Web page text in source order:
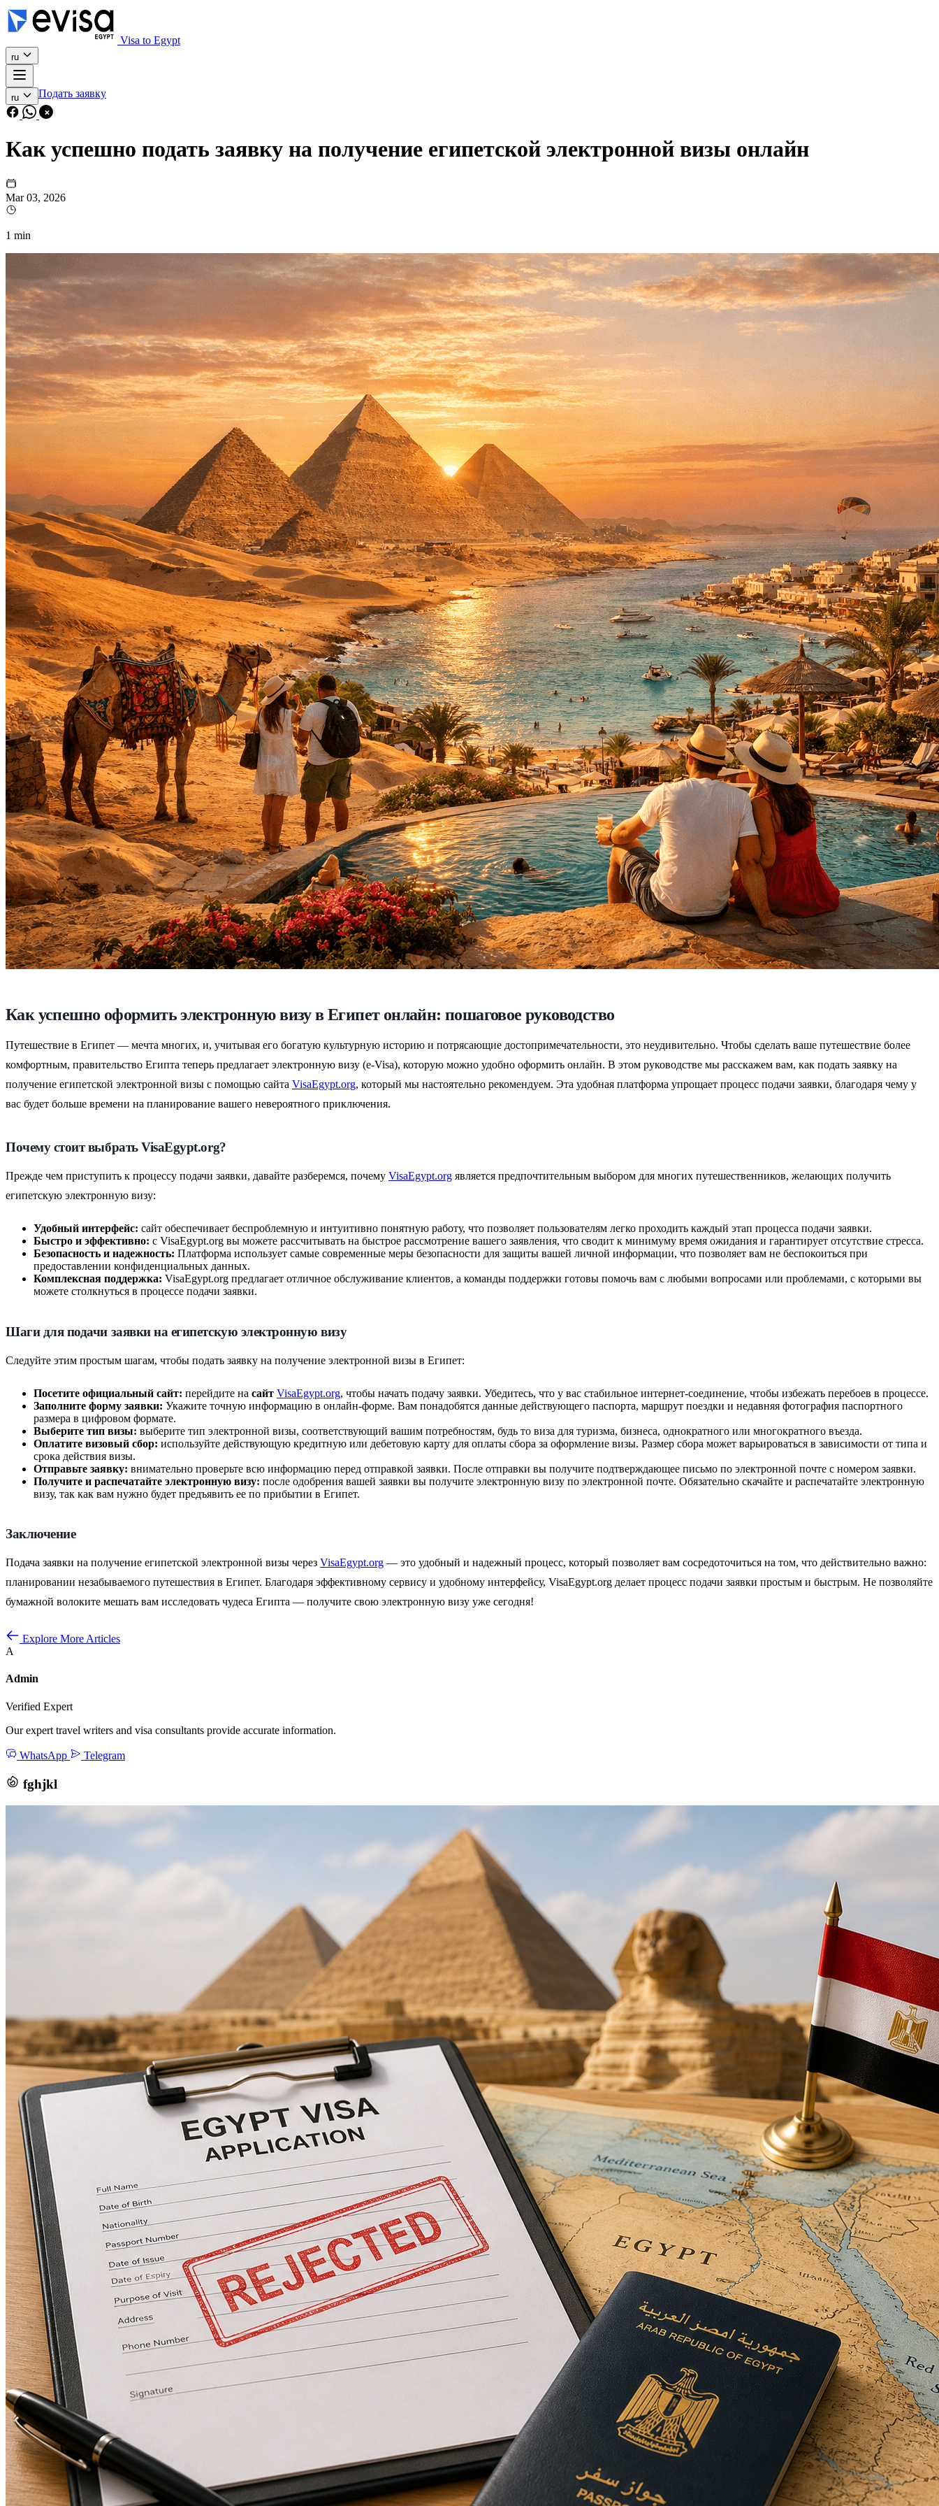
Visa to Egypt
ru
ru Подать заявку
Как успешно подать заявку на получение египетской электронной визы онлайн
Mar 03, 2026
1 min
Как успешно оформить электронную визу в Египет онлайн: пошаговое руководство
Путешествие в Египет — мечта многих, и, учитывая его богатую культурную историю и потрясающие достопримечательности, это неудивительно. Чтобы сделать ваше путешествие более
комфортным, правительство Египта теперь предлагает электронную визу (e-Visa), которую можно удобно оформить онлайн. В этом руководстве мы расскажем вам, как подать заявку на
получение египетской электронной визы с помощью сайта VisaEgypt.org, который мы настоятельно рекомендуем. Эта удобная платформа упрощает процесс подачи заявки, благодаря чему у
вас будет больше времени на планирование вашего невероятного приключения.
Почему стоит выбрать VisaEgypt.org?
Прежде чем приступить к процессу подачи заявки, давайте разберемся, почему VisaEgypt.org является предпочтительным выбором для многих путешественников, желающих получить
египетскую электронную визу:
Удобный интерфейс: сайт обеспечивает беспроблемную и интуитивно понятную работу, что позволяет пользователям легко проходить каждый этап процесса подачи заявки.
Быстро и эффективно: с VisaEgypt.org вы можете рассчитывать на быстрое рассмотрение вашего заявления, что сводит к минимуму время ожидания и гарантирует отсутствие стресса.
Безопасность и надежность: Платформа использует самые современные меры безопасности для защиты вашей личной информации, что позволяет вам не беспокоиться при
предоставлении конфиденциальных данных.
Комплексная поддержка: VisaEgypt.org предлагает отличное обслуживание клиентов, а команды поддержки готовы помочь вам с любыми вопросами или проблемами, с которыми вы
можете столкнуться в процессе подачи заявки.
Шаги для подачи заявки на египетскую электронную визу
Следуйте этим простым шагам, чтобы подать заявку на получение электронной визы в Египет:
Посетите официальный сайт: перейдите на сайт VisaEgypt.org, чтобы начать подачу заявки. Убедитесь, что у вас стабильное интернет-соединение, чтобы избежать перебоев в процессе.
Заполните форму заявки: Укажите точную информацию в онлайн-форме. Вам понадобятся данные действующего паспорта, маршрут поездки и недавняя фотография паспортного
размера в цифровом формате.
Выберите тип визы: выберите тип электронной визы, соответствующий вашим потребностям, будь то виза для туризма, бизнеса, однократного или многократного въезда.
Оплатите визовый сбор: используйте действующую кредитную или дебетовую карту для оплаты сбора за оформление визы. Размер сбора может варьироваться в зависимости от типа и
срока действия визы.
Отправьте заявку: внимательно проверьте всю информацию перед отправкой заявки. После отправки вы получите подтверждающее письмо по электронной почте с номером заявки.
Получите и распечатайте электронную визу: после одобрения вашей заявки вы получите электронную визу по электронной почте. Обязательно скачайте и распечатайте электронную
визу, так как вам нужно будет предъявить ее по прибытии в Египет.
Заключение
Подача заявки на получение египетской электронной визы через VisaEgypt.org — это удобный и надежный процесс, который позволяет вам сосредоточиться на том, что действительно важно:
планировании незабываемого путешествия в Египет. Благодаря эффективному сервису и удобному интерфейсу, VisaEgypt.org делает процесс подачи заявки простым и быстрым. Не позволяйте
бумажной волоките мешать вам исследовать чудеса Египта — получите свою электронную визу уже сегодня!
Explore More Articles
A
Admin
Verified Expert
Our expert travel writers and visa consultants provide accurate information.
WhatsApp Telegram
fghjkl